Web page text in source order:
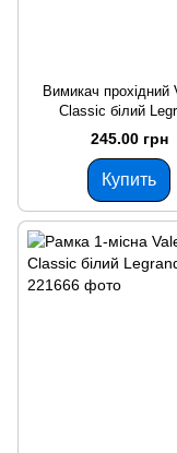
Вимикач прохідний
Classic білий
245.00 грн
Купить